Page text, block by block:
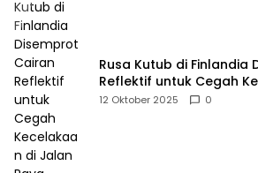
Rusa Kutub di Finlandia
Reflektif untuk Cegah
Raya
12 Oktober 2025 0